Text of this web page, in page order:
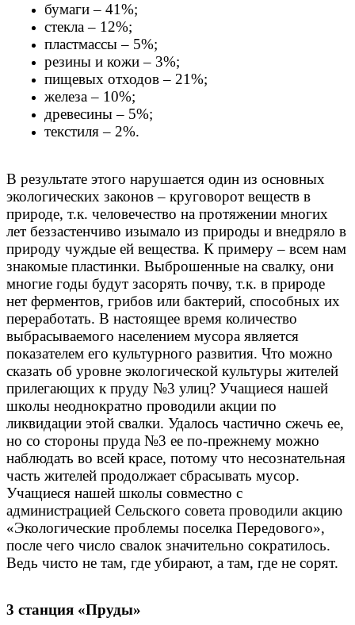
бумаги – 41%;
стекла – 12%;
пластмассы – 5%;
резины и кожи – 3%;
пищевых отходов – 21%;
железа – 10%;
древесины – 5%;
текстиля – 2%.
В результате этого нарушается один из основных
экологических законов – круговорот веществ в
природе, т.к. человечество на протяжении многих
лет беззастенчиво изымало из природы и внедряло в
природу чуждые ей вещества. К примеру – всем нам
знакомые пластинки. Выброшенные на свалку, они
многие годы будут засорять почву, т.к. в природе
нет ферментов, грибов или бактерий, способных их
переработать. В настоящее время количество
выбрасываемого населением мусора является
показателем его культурного развития. Что можно
сказать об уровне экологической культуры жителей
прилегающих к пруду №3 улиц? Учащиеся нашей
школы неоднократно проводили акции по
ликвидации этой свалки. Удалось частично сжечь ее,
но со стороны пруда №3 ее по-прежнему можно
наблюдать во всей красе, потому что несознательная
часть жителей продолжает сбрасывать мусор.
Учащиеся нашей школы совместно с
администрацией Сельского совета проводили акцию
«Экологические проблемы поселка Передового»,
после чего число свалок значительно сократилось.
Ведь чисто не там, где убирают, а там, где не сорят.
3 станция «Пруды»